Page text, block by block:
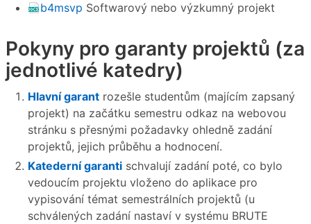
b4msvp Softwarový nebo výzkumný projekt
Pokyny pro garanty projektů (za
jednotlivé katedry)
Hlavní garant rozešle studentům (majícím zapsaný
projekt) na začátku semestru odkaz na webovou
stránku s přesnými požadavky ohledně zadání
projektů, jejich průběhu a hodnocení.
Katederní garanti schvalují zadání poté, co bylo
vedoucím projektu vloženo do aplikace pro
vypisování témat semestrálních projektů (u
schválených zadání nastaví v systému BRUTE